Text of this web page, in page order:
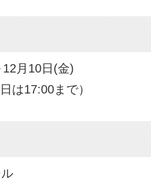
月10日(金)
は17:00まで）